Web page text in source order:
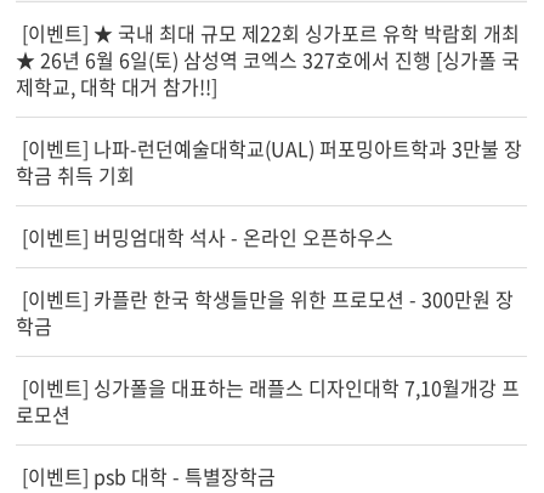
[이벤트] ★ 국내 최대 규모 제22회 싱가포르 유학 박람회 개최
★ 26년 6월 6일(토) 삼성역 코엑스 327호에서 진행 [싱가폴 국
제학교, 대학 대거 참가!!]
[이벤트] 나파-런던예술대학교(UAL) 퍼포밍아트학과 3만불 장
학금 취득 기회
[이벤트] 버밍엄대학 석사 - 온라인 오픈하우스
[이벤트] 카플란 한국 학생들만을 위한 프로모션 - 300만원 장
학금
[이벤트] 싱가폴을 대표하는 래플스 디자인대학 7,10월개강 프
로모션
[이벤트] psb 대학 - 특별장학금